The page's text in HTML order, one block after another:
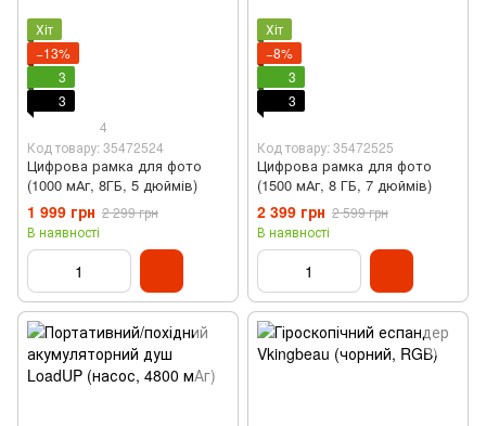
Хіт
−13%
3
3
4
Код товару: 35472524
Цифрова рамка для фото
(1000 мАг, 8ГБ, 5 дюймів)
1 999 грн 2 299 грн
В наявності
Хіт
−8%
3
3
Код товару: 35472525
Цифрова рамка для фото
(1500 мАг, 8 ГБ, 7 дюймів)
2 399 грн 2 599 грн
В наявності